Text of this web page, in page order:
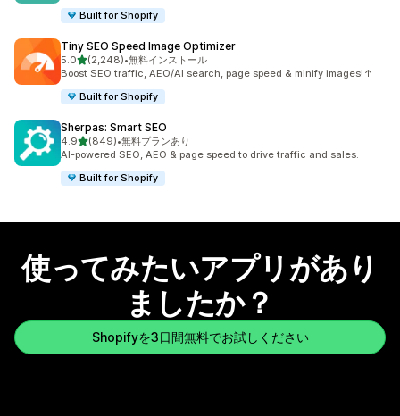
Built for Shopify
Tiny SEO Speed Image Optimizer
5.05つ星中
(2,248)
合計レビュー数：2248件
•無料インストール
Boost SEO traffic, AEO/AI search, page speed & minify images!↑
Built for Shopify
Sherpas: Smart SEO
4.95つ星中
(849)
合計レビュー数：849件
•無料プランあり
AI-powered SEO, AEO & page speed to drive traffic and sales.
Built for Shopify
使ってみたいアプリがあり
ましたか？
Shopifyを3日間無料でお試しください